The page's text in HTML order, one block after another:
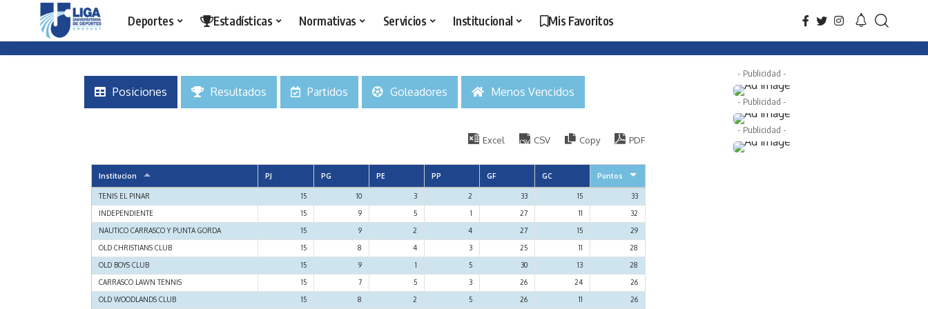
Deportes Estadísticas Normativas Servicios Institucional Mis Favoritos
Posiciones Resultados Partidos Goleadores Menos Vencidos
Excel CSV Copy PDF
Institucion PJ PG PE PP GF GC Puntos
TENIS EL PINAR 15 10 3 2 33 15 33
INDEPENDIENTE 15 9 5 1 27 11 32
NAUTICO CARRASCO Y PUNTA GORDA 15 9 2 4 27 15 29
OLD CHRISTIANS CLUB 15 8 4 3 25 11 28
OLD BOYS CLUB 15 9 1 5 30 13 28
CARRASCO LAWN TENNIS 15 7 5 3 26 24 26
OLD WOODLANDS CLUB 15 8 2 5 26 11 26
- Publicidad -
- Publicidad -
- Publicidad -